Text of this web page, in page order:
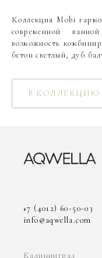
Коллекция Mobi
современной
возможность
бетон светлый, дуб
В КОЛЛЕКЦИЮ
+7 (4012) 60-50-03
info@aqwella.com
Калининград